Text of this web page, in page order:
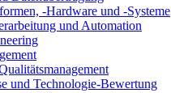
-Hardware und -Systeme
und Automation
und Technologie-Bewertung